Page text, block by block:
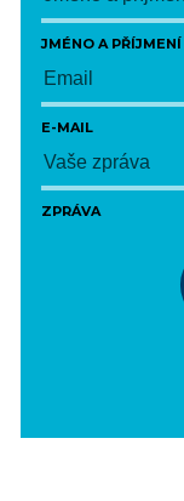
JMÉNO A PŘÍJMENÍ
E-MAIL
ZPRÁVA